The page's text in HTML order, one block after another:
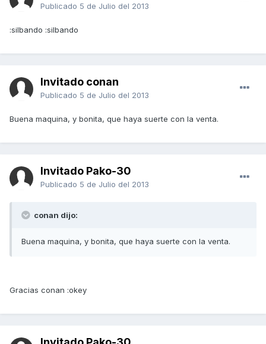
Publicado 5 de Julio del 2013
:silbando :silbando
Invitado conan
Publicado 5 de Julio del 2013
Buena maquina, y bonita, que haya suerte con la venta.
Invitado Pako-30
Publicado 5 de Julio del 2013
conan dijo:
Buena maquina, y bonita, que haya suerte con la venta.
Gracias conan :okey